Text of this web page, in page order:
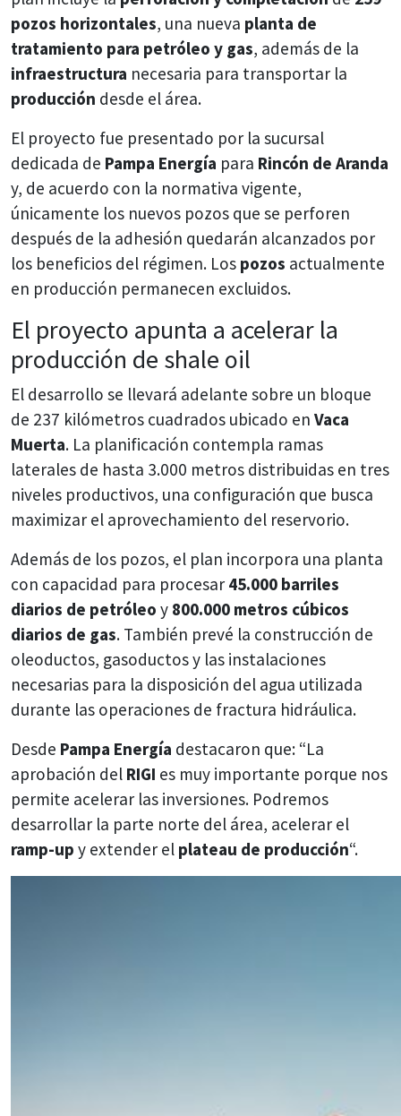
pozos horizontales, una nueva planta de
tratamiento para petróleo y gas, además de la
infraestructura necesaria para transportar la
producción desde el área.
El proyecto fue presentado por la sucursal
dedicada de Pampa Energía para Rincón de Aranda
y, de acuerdo con la normativa vigente,
únicamente los nuevos pozos que se perforen
después de la adhesión quedarán alcanzados por
los beneficios del régimen. Los pozos actualmente
en producción permanecen excluidos.
El proyecto apunta a acelerar la
producción de shale oil
El desarrollo se llevará adelante sobre un bloque
de 237 kilómetros cuadrados ubicado en Vaca
Muerta. La planificación contempla ramas
laterales de hasta 3.000 metros distribuidas en tres
niveles productivos, una configuración que busca
maximizar el aprovechamiento del reservorio.
Además de los pozos, el plan incorpora una planta
con capacidad para procesar 45.000 barriles
diarios de petróleo y 800.000 metros cúbicos
diarios de gas. También prevé la construcción de
oleoductos, gasoductos y las instalaciones
necesarias para la disposición del agua utilizada
durante las operaciones de fractura hidráulica.
Desde Pampa Energía destacaron que: “La
aprobación del RIGI es muy importante porque nos
permite acelerar las inversiones. Podremos
desarrollar la parte norte del área, acelerar el
ramp-up y extender el plateau de producción“.